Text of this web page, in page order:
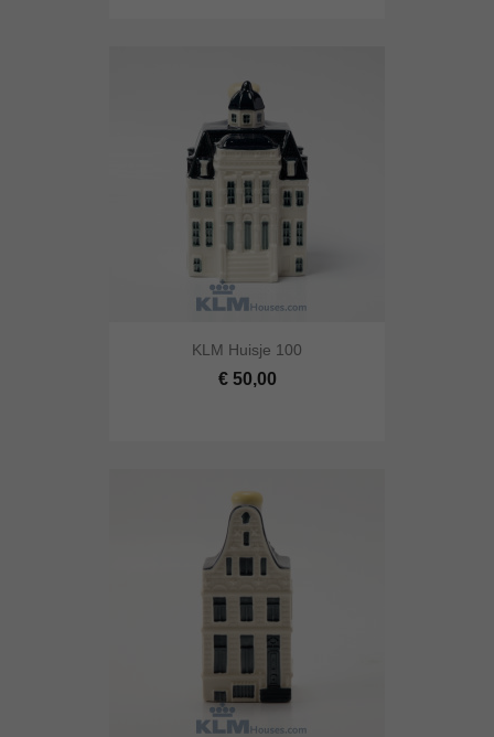
KLM Huisje 100
€ 50,00